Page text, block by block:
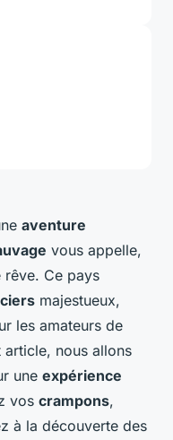
aventure
vous appelle,
rêve. Ce pays
majestueux,
les amateurs de
article, nous allons
une expérience
vos crampons,
à la découverte des